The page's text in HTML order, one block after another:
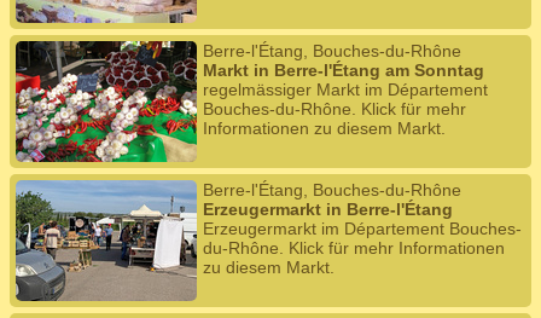
Berre-l'Étang, Bouches-du-Rhône
Markt in Berre-l'Étang am Sonntag
regelmässiger Markt im Département
Bouches-du-Rhône. Klick für mehr
Informationen zu diesem Markt.
Berre-l'Étang, Bouches-du-Rhône
Erzeugermarkt in Berre-l'Étang
Erzeugermarkt im Département Bouches-
du-Rhône. Klick für mehr Informationen
zu diesem Markt.